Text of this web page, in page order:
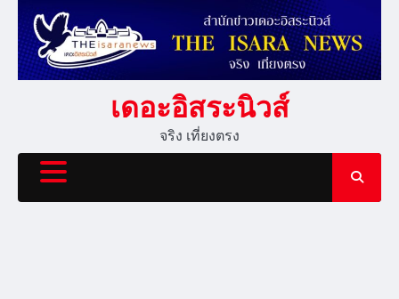
content
เดอะอิสระนิวส์
จริง เที่ยงตรง